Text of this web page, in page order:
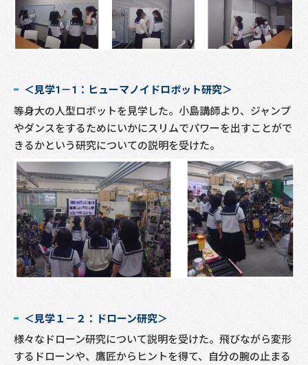
＜見学1－1：ヒューマノイドロボット研究＞
等身大の人型ロボットを見学した。小島講師より、ジャンプ
やダンスをするためにいかにスリムでパワーを出すことがで
きるかという研究についての説明を受けた。
＜見学１－２：ドローン研究＞
様々なドローン研究について説明を受けた。飛びながら変形
するドローンや、鷹匠からヒントを得て、自分の腕の止まる